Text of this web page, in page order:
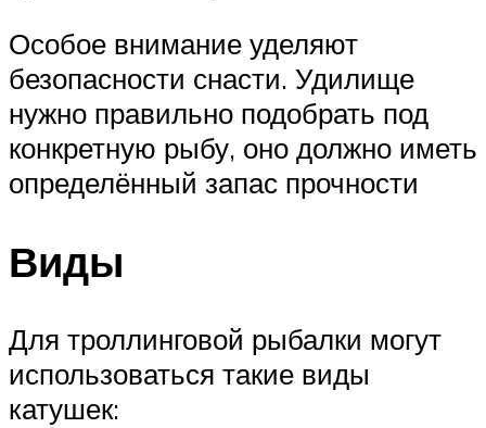
Особое внимание уделяют
безопасности снасти. Удилище
нужно правильно подобрать под
конкретную рыбу, оно должно иметь
определённый запас прочности
Виды
Для троллинговой рыбалки могут
использоваться такие виды
катушек: